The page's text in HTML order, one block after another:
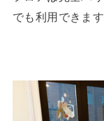
でも利用できます